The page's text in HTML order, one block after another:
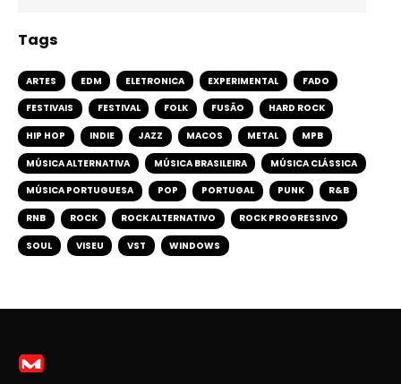
Tags
ARTES EDM ELETRONICA EXPERIMENTAL FADO
FESTIVAIS FESTIVAL FOLK FUSÃO HARD ROCK
HIP HOP INDIE JAZZ MACOS METAL MPB
MÚSICA ALTERNATIVA MÚSICA BRASILEIRA MÚSICA CLÁSSICA
MÚSICA PORTUGUESA POP PORTUGAL PUNK R&B
RNB ROCK ROCK ALTERNATIVO ROCK PROGRESSIVO
SOUL VISEU VST WINDOWS